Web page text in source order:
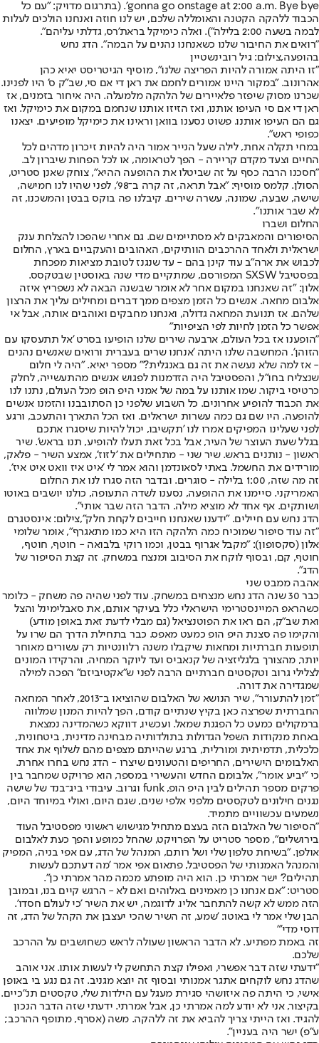
gonna go onstage at 2:00 a.m. Bye bye'. (בתרגום מדויק: "עם כל
הכבוד ללהקה הקטנה והאומללה שלכם, יש לנו חוזה ואנחנו הולכים לעלות
לבמה בשעה 2:00 בלילה"). ואלה כימיקל בראת'רס, גדלתי עליהם".
"רואים את החיבור שלנו כשאנחנו נהנים על הבמה". הדג נחש
בהופעה,צילום: גיל רובינשטיין
"זו היתה אמורה להיות הפריצה שלנו", מוסיף הגיטריסט יאיא כהן
אהרונוב. "במקור היינו אמורים לחמם את ראן די אם סי, שב"ק ס' היו לפנינו.
שכרנו מסוק שיפזר פלאיירים של הלהקה מלמעלה. היה איחור בזמנים, אז
ראן די אם סי העיפו אותנו, ואז הזיזו אותנו שנחמם במקום את כימיקל. ואז
גם הם העיפו אותנו. פשוט נסענו בוואן וראינו את כימיקל מופיעים. יצאנו
כפופי ראש".
במחי תקלה אחת, לילה שעל הנייר אמור היה להיות זיכרון מדהים לכל
החיים וצעד מקדם קריירה - הפך לטראומה, או לכל הפחות שיברון לב.
"חסכנו הרבה כסף על זה שביטלו את ההופעה ההיא", צוחק שאנן סטריט,
הסולן. קלמס מוסיף: "אבל תראה, זה קרה ב־98', לפני שהיו לנו חמישה,
שישה, שבעה, שמונה, עשרה שירים. קיבלנו פה בוקס בבטן והמשכנו, זה
לא שבר אותנו".
החלום ושברו
הסיפורים והמאבקים לא מסתיימים שם. גם אחרי שהפכו להצלחת ענק
ישראלית ולאחד ההרכבים הוותיקים, האהובים והעקביים בארץ, החלום
לכבוש את ארה"ב עוד קינן בהם - עד שנגנז לטובת מציאות מפכחת
בפסטיבל SXSW המפורסם, שמתקיים מדי שנה באוסטין שבטקסס.
אלון: "זה שאנחנו במקום אחר לא אומר שבשנה הבאה לא נשפריץ איזה
אלבום מחאה. אנשים כל הזמן מצפים ממך דברים ומחילים עליך את הרצון
שלהם. אז תנועת המחאה גדולה, ואנחנו מחבקים ואוהבים אותה, אבל אי
אפשר כל הזמן לחיות לפי הציפיות"
"הופענו אז בכל העולם, ארבעה שירים שלנו הופיעו בסרט 'אל תתעסקו עם
הזוהן'. המחשבה שלנו היתה 'אנחנו שרים בעברית ורואים שאנשים נהנים
- אז למה שלא נעשה את זה גם באנגלית?'" מספר יאיא. "היה לי חלום
שנצליח בחו"ל, והפסטיבל היה הזדמנות לפגוש אנשים מהתעשייה, לחלק
כרטיסי ביקור. שמו אותנו על במה של אמני היפ הופ מכל העולם, נתנו לנו
את הכבוד להופיע אחרונים. כל השבוע שלפני כן הסתובבנו והזמנו אנשים
להופעה. היו שם גם כמה עשרות ישראלים. ואז הכל התארך והתעכב, ורגע
לפני שעלינו המפיקים אמרו לנו 'תקשיבו, יכול להיות שיסגרו אתכם
בגלל שעת העוצר של העיר, אבל בכל זאת תעלו להופיע, תנו בראש'. שיר
ראשון - נותנים בראש. שיר שני - מתחילים את 'לזוז', אמצע השיר - פלאק,
מורידים את החשמל. באתי לסאונדמן והוא אמר לי 'איט איז וואט איט איז'.
זה מה שזה, 1:00 בלילה - סוגרים. ובדבר הזה סגרו לנו את החלום
האמריקני. סיימנו את ההופעה, נסענו לשדה התעופה, כולנו יושבים באוטו
ושותקים. אף אחד לא מוציא מילה. הדבר הזה שבר אותי".
הדג נחש עם חיילים. "ידענו שאנחנו חייבים לקחת חלק",צילום: אינסטגרם
"זה עוד סיפור שמוכיח כמה הלהקה הזו היא כמו מתאגרף", אומר שלומי
אלון (סקסופון): "מקבל אגרוף בבטן, וכמו רוקי בלבואה - חוטף, חוטף,
חוטף, קם, ובסוף לוקח את הסיבוב ומנצח במשחק. זה קצת הסיפור של
הדג".
אהבה ממבט שני
כבר 30 שנה הדג נחש מנצחים במשחק. עוד לפני שהיה פה משחק - כלומר
כשהראפ המיינסטרימי הישראלי כלל בעיקר אותם, את סאבלימינל והצל
ואת שב"ק, הם ראו את הפוטנציאל (גם מבלי לדעת זאת באופן מודע)
והקימו פה סצנת היפ הופ כמעט מאפס. כבר בתחילת הדרך הם שרו על
תופעות חברתיות ומחאות שיקבלו משנה רלוונטיות רק עשורים מאוחר
יותר, מהצורך בלגליזציה של קנאביס ועד ליוקר המחיה, והרקידו המונים
לצלילי גרוב וטקסטים חברתיים הרבה לפני ש"אקטיביזם" הפכה למילה
שמגדירה את דורה.
"זמן להתעורר", שיר הנושא של האלבום שהוציאו ב־2013, לאחר המחאה
החברתית שפרצה כאן בקיץ שנתיים קודם, הפך להיות המנון שמלווה
ברמקולים כמעט כל הפגנת שמאל. ועכשיו, דווקא כשהמדינה נמצאת
באחת מנקודות השפל הגדולות בתולדותיה מבחינה מדינית, ביטחונית,
כלכלית, תדמיתית ומורלית, ברגע שהייתם מצפים מהם לשלוף את אחד
האלבומים הישירים, החריפים והטעונים שיצרו - הדג נחש בחרו אחרת.
כי "יביע אומר", אלבומם החדש והעשירי במספר, הוא פרויקט שמחבר בין
פרקים מספר תהילים לבין היפ הופ, funk וגרוב. עיבודי ביג־בנד של שישה
נגנים חילונים לטקסטים מלפני אלפי שנים, שגם היום, ואולי במיוחד היום,
נשמעים עכשוויים מתמיד.
"הסיפור של האלבום הזה בעצם מתחיל מגישוש ראשוני מפסטיבל העוד
בירושלים", מספר סטריט על הפרויקט, שהחל כמופע והפך כעת לאלבום
אולפן. "בשיחת טלפון שלי ושל רותם, המנהל של הדג, עם אפי בניה, המפיק
והמנהל האמנותי של הפסטיבל, פתאום אפי אמר 'מה דעתכם לעשות
תהילים?' ישר אמרתי כן. הוא היה מופתע מכמה מהר אמרתי כן".
סטריט: "אם אנחנו כן מאמינים באלוהים ואם לא - הרגש קיים בנו, ובמובן
הזה ממש לא קשה להתחבר אליו. לדוגמה, יש את השיר 'כי לעולם חסדו'.
הבן שלי אמר לי באוטו: 'שמע, זה השיר שהכי יעצבן את הקהל של הדג, זה
דוסי מדי'"
זה באמת מפתיע. לא הדבר הראשון שעולה לראש כשחושבים על ההרכב
שלכם.
"ידעתי שזה דבר אפשרי, ואפילו קצת התחשק לי לעשות אותו. אני אוהב
שהדג נחש לוקחים אתגר אמנותי ובסוף זה יוצא מגניב. זה גם נגע בי באופן
אישי, כי היתה פה איזושהי סגירת מעגל עם הילדות שלי, טקסטים תנ"כיים.
בקיצור, אני לא יודע למה אמרתי כן, אבל אמרתי. ידעתי שזה הדבר הנכון
להגיד. ואז הייתי צריך להביא את זה ללהקה. משה (אסרף, מתופף ההרכב;
ע"פ) ישר היה בעניין".